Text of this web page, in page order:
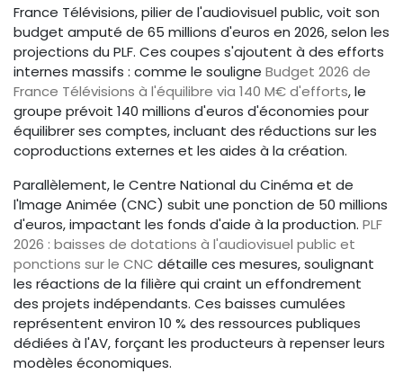
France Télévisions, pilier de l'audiovisuel public, voit son
budget amputé de 65 millions d'euros en 2026, selon les
projections du PLF. Ces coupes s'ajoutent à des efforts
internes massifs : comme le souligne Budget 2026 de
France Télévisions à l'équilibre via 140 M€ d'efforts, le
groupe prévoit 140 millions d'euros d'économies pour
équilibrer ses comptes, incluant des réductions sur les
coproductions externes et les aides à la création.
Parallèlement, le Centre National du Cinéma et de
l'Image Animée (CNC) subit une ponction de 50 millions
d'euros, impactant les fonds d'aide à la production. PLF
2026 : baisses de dotations à l'audiovisuel public et
ponctions sur le CNC détaille ces mesures, soulignant
les réactions de la filière qui craint un effondrement
des projets indépendants. Ces baisses cumulées
représentent environ 10 % des ressources publiques
dédiées à l'AV, forçant les producteurs à repenser leurs
modèles économiques.